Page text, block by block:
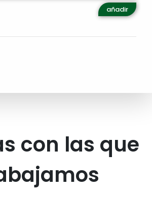
añadir
con las que